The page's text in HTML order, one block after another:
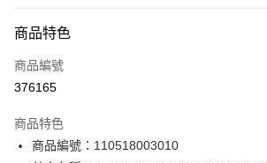
信用卡
Apple Pay
PayMe
商品特色
商品編號
376165
商品特色
商品編號：110518003010